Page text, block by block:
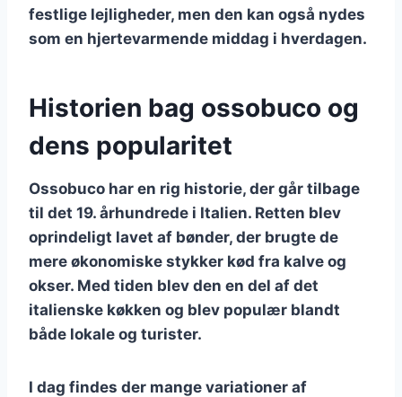
festlige lejligheder, men den kan også nydes
som en hjertevarmende middag i hverdagen.
Historien bag ossobuco og
dens popularitet
Ossobuco har en rig historie, der går tilbage
til det 19. århundrede i Italien. Retten blev
oprindeligt lavet af bønder, der brugte de
mere økonomiske stykker kød fra kalve og
okser. Med tiden blev den en del af det
italienske køkken og blev populær blandt
både lokale og turister.
I dag findes der mange variationer af